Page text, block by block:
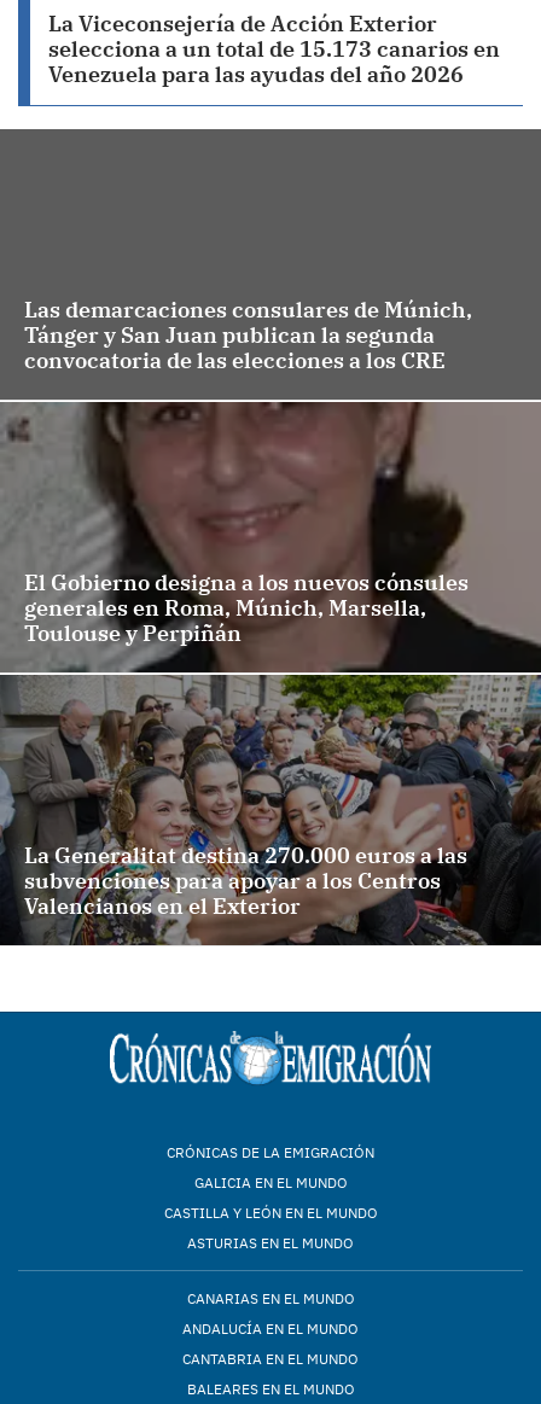
La Viceconsejería de Acción Exterior
selecciona a un total de 15.173 canarios en
Venezuela para las ayudas del año 2026
Las demarcaciones consulares de Múnich,
Tánger y San Juan publican la segunda
convocatoria de las elecciones a los CRE
El Gobierno designa a los nuevos cónsules
generales en Roma, Múnich, Marsella,
Toulouse y Perpiñán
La Generalitat destina 270.000 euros a las
subvenciones para apoyar a los Centros
Valencianos en el Exterior
CRÓNICAS DE LA EMIGRACIÓN
GALICIA EN EL MUNDO
CASTILLA Y LEÓN EN EL MUNDO
ASTURIAS EN EL MUNDO
CANARIAS EN EL MUNDO
ANDALUCÍA EN EL MUNDO
CANTABRIA EN EL MUNDO
BALEARES EN EL MUNDO